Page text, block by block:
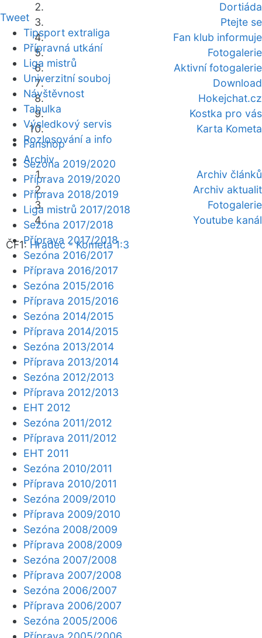
Dortiáda
Ptejte se
Fan klub informuje
Fotogalerie
Aktivní fotogalerie
Download
Hokejchat.cz
Kostka pro vás
Karta Kometa
Fanshop
Archiv
Archiv článků
Archiv aktualit
Fotogalerie
Youtube kanál
ČF1:Hradec - Kometa 1:3
Tweet
Tipsport extraliga
Přípravná utkání
Liga mistrů
Univerzitní souboj
Návštěvnost
Tabulka
Výsledkový servis
Rozlosování a info
Sezóna 2019/2020
Příprava 2019/2020
Příprava 2018/2019
Liga mistrů 2017/2018
Sezóna 2017/2018
Příprava 2017/2018
Sezóna 2016/2017
Příprava 2016/2017
Sezóna 2015/2016
Příprava 2015/2016
Sezóna 2014/2015
Příprava 2014/2015
Sezóna 2013/2014
Příprava 2013/2014
Sezóna 2012/2013
Příprava 2012/2013
EHT 2012
Sezóna 2011/2012
Příprava 2011/2012
EHT 2011
Sezóna 2010/2011
Příprava 2010/2011
Sezóna 2009/2010
Příprava 2009/2010
Sezóna 2008/2009
Příprava 2008/2009
Sezóna 2007/2008
Příprava 2007/2008
Sezóna 2006/2007
Příprava 2006/2007
Sezóna 2005/2006